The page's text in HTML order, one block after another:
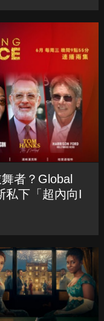
者？Global
私下「超內向I